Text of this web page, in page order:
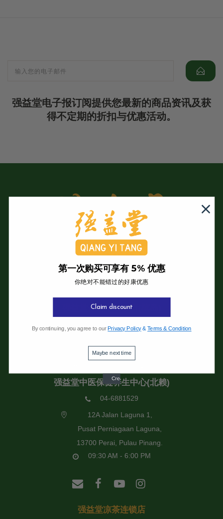
强益堂电子报订阅提供您最新的商品资讯及获
得不定期的折扣与优惠活动。
强益堂全息中医诊所(槟岛)
11600 Pulau Pinang.
强益堂中医保健养生中心(北赖)
04-6881529
12A Jalan Laguna 1,
Pusat Perniagaan Laguna,
13700 Perai, Pulau Pinang.
09:30 AM - 6:00 PM
强益堂凉茶连锁店
第一次购买可享有 5% 优惠
你绝对不能错过的好康优惠
Claim discount
By continuing, you agree to our Privacy Policy&Terms & Condition
Maybe next time